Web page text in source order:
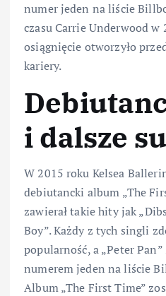
numer jeden na liście
czasu Carrie Underwood w
osiągnięcie otworzyło
kariery.
i dalsze
W 2015 roku Kelsea
debiutancki album „The
zawierał takie hity jak
Boy”. Każdy z tych singli
popularność, a „Peter
numerem jeden na liście
Album „The First Time”